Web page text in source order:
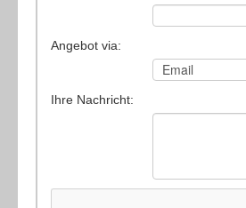
Angebot via:
Ihre Nachricht: